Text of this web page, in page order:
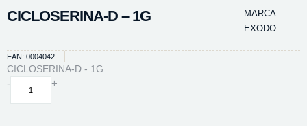
CICLOSERINA-D – 1G
MARCA:
EXODO
EAN: 0004042
CICLOSERINA-D - 1G
-
CICLOSERINA-
+